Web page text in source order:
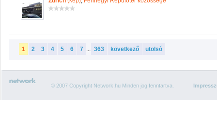
1 2 3 4 5 6 7 ... 363 következő utolsó
© 2007 Copyright Network.hu Minden jog fenntartva.